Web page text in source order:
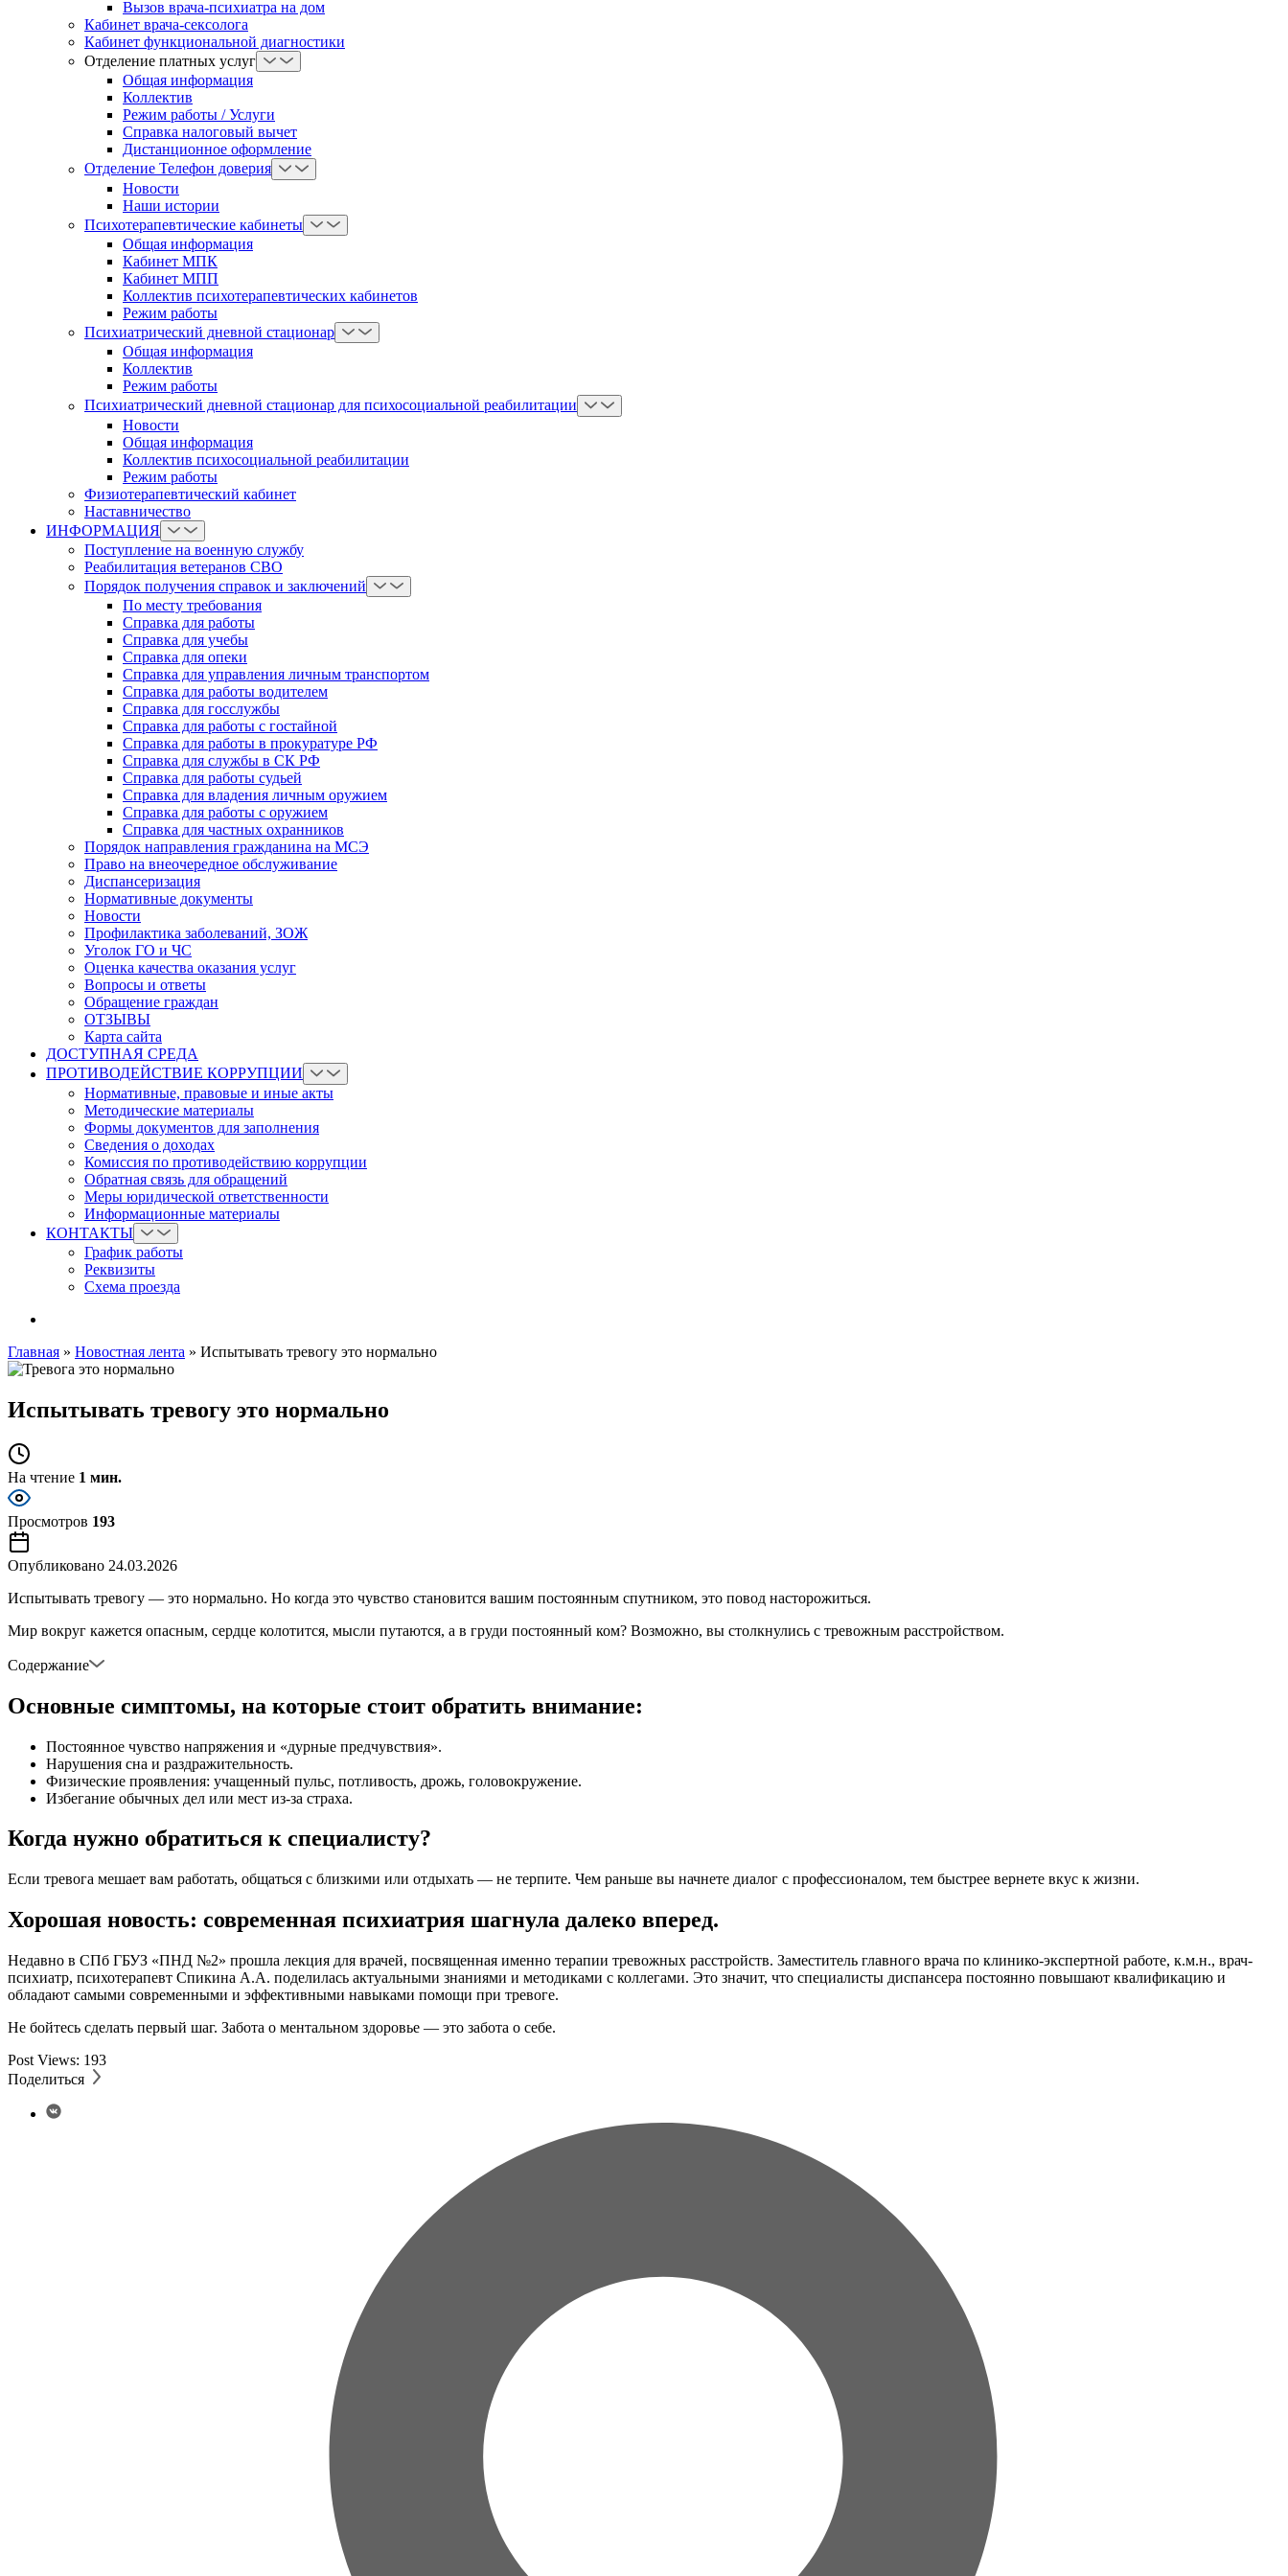
Вызов врача-психиатра на дом
Кабинет врача-сексолога
Кабинет функциональной диагностики
Отделение платных услуг
Общая информация
Коллектив
Режим работы / Услуги
Справка налоговый вычет
Дистанционное оформление
Отделение Телефон доверия
Новости
Наши истории
Психотерапевтические кабинеты
Общая информация
Кабинет МПК
Кабинет МПП
Коллектив психотерапевтических кабинетов
Режим работы
Психиатрический дневной стационар
Общая информация
Коллектив
Режим работы
Психиатрический дневной стационар для психосоциальной реабилитации
Новости
Общая информация
Коллектив психосоциальной реабилитации
Режим работы
Физиотерапевтический кабинет
Наставничество
ИНФОРМАЦИЯ
Поступление на военную службу
Реабилитация ветеранов СВО
Порядок получения справок и заключений
По месту требования
Справка для работы
Справка для учебы
Справка для опеки
Справка для управления личным транспортом
Справка для работы водителем
Справка для госслужбы
Справка для работы с гостайной
Справка для работы в прокуратуре РФ
Справка для службы в СК РФ
Справка для работы судьей
Справка для владения личным оружием
Справка для работы с оружием
Справка для частных охранников
Порядок направления гражданина на МСЭ
Право на внеочередное обслуживание
Диспансеризация
Нормативные документы
Новости
Профилактика заболеваний, ЗОЖ
Уголок ГО и ЧС
Оценка качества оказания услуг
Вопросы и ответы
Обращение граждан
ОТЗЫВЫ
Карта сайта
ДОСТУПНАЯ СРЕДА
ПРОТИВОДЕЙСТВИЕ КОРРУПЦИИ
Нормативные, правовые и иные акты
Методические материалы
Формы документов для заполнения
Сведения о доходах
Комиссия по противодействию коррупции
Обратная связь для обращений
Меры юридической ответственности
Информационные материалы
КОНТАКТЫ
График работы
Реквизиты
Схема проезда
Главная » Новостная лента » Испытывать тревогу это нормально
Испытывать тревогу это нормально
На чтение 1 мин.
Просмотров 193
Опубликовано 24.03.2026
Испытывать тревогу — это нормально. Но когда это чувство становится вашим постоянным спутником, это повод насторожиться.
Мир вокруг кажется опасным, сердце колотится, мысли путаются, а в груди постоянный ком? Возможно, вы столкнулись с тревожным расстройством.
Содержание
Основные симптомы, на которые стоит обратить внимание:
Постоянное чувство напряжения и «дурные предчувствия».
Нарушения сна и раздражительность.
Физические проявления: учащенный пульс, потливость, дрожь, головокружение.
Избегание обычных дел или мест из-за страха.
Когда нужно обратиться к специалисту?
Если тревога мешает вам работать, общаться с близкими или отдыхать — не терпите. Чем раньше вы начнете диалог с профессионалом, тем быстрее вернете вкус к жизни.
Хорошая новость: современная психиатрия шагнула далеко вперед.
Недавно в СПб ГБУЗ «ПНД №2» прошла лекция для врачей, посвященная именно терапии тревожных расстройств. Заместитель главного врача по клинико-экспертной работе, к.м.н., врач-
психиатр, психотерапевт Спикина А.А. поделилась актуальными знаниями и методиками с коллегами. Это значит, что специалисты диспансера постоянно повышают квалификацию и
обладают самыми современными и эффективными навыками помощи при тревоге.
Не бойтесь сделать первый шаг. Забота о ментальном здоровье — это забота о себе.
Post Views: 193
Поделиться